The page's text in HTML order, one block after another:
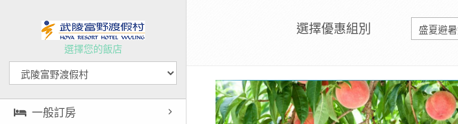
選擇您的飯店
一般訂房
選擇優惠組別